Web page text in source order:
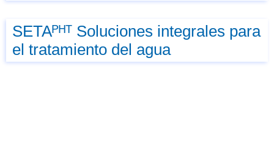
SETAᴾᴴᵀ Soluciones integrales para
el tratamiento del agua